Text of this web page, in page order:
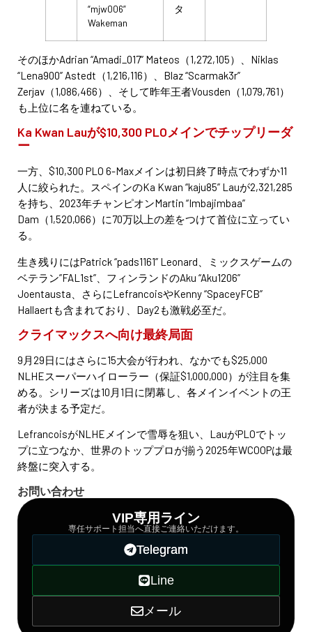
“mjw006”
Wakeman
タ
そのほかAdrian “Amadi_017” Mateos（1,272,105）、Niklas
“Lena900” Astedt（1,216,116）、Blaz “Scarmak3r”
Zerjav（1,086,466）、そして昨年王者Vousden（1,079,761）
も上位に名を連ねている。
Ka Kwan Lauが$10,300 PLOメインでチップリーダ
ー
一方、$10,300 PLO 6-Maxメインは初日終了時点でわずか11
人に絞られた。スペインのKa Kwan “kaju85” Lauが2,321,285
を持ち、2023年チャンピオンMartin “Imbajimbaa”
Dam（1,520,066）に70万以上の差をつけて首位に立ってい
る。
生き残りにはPatrick “pads1161” Leonard、ミックスゲームの
ベテラン”FAL1st”、フィンランドのAku “Aku1206”
Joentausta、さらにLefrancoisやKenny “SpaceyFCB”
Hallaertも含まれており、Day2も激戦必至だ。
クライマックスへ向け最終局面
9月29日にはさらに15大会が行われ、なかでも$25,000
NLHEスーパーハイローラー（保証$1,000,000）が注目を集
める。シリーズは10月1日に閉幕し、各メインイベントの王
者が決まる予定だ。
LefrancoisがNLHEメインで雪辱を狙い、LauがPLOでトッ
プに立つなか、世界のトッププロが揃う2025年WCOOPは最
終盤に突入する。
お問い合わせ
VIP専用ライン
専任サポート担当へ直接ご連絡いただけます。
Telegram
Line
メール